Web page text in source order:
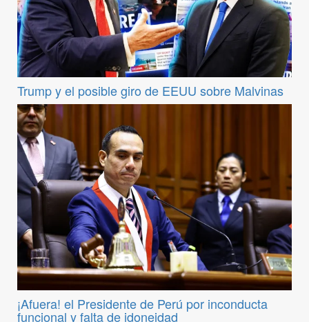
Trump y el posible giro de EEUU sobre Malvinas
¡Afuera! el Presidente de Perú por inconducta
funcional y falta de idoneidad